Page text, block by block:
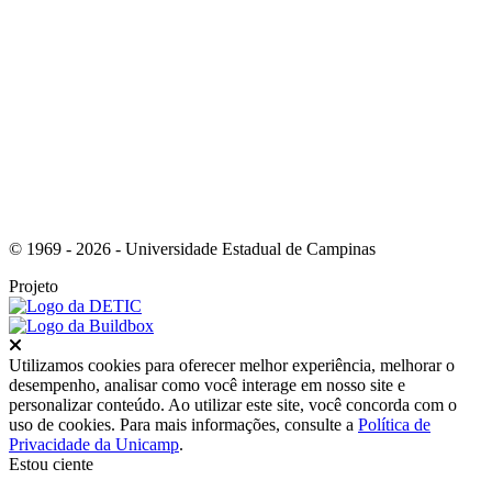
© 1969 - 2026 - Universidade Estadual de Campinas
Projeto
Utilizamos cookies para oferecer melhor experiência, melhorar o
desempenho, analisar como você interage em nosso site e
personalizar conteúdo. Ao utilizar este site, você concorda com o
uso de cookies. Para mais informações, consulte a Política de
Privacidade da Unicamp.
Estou ciente